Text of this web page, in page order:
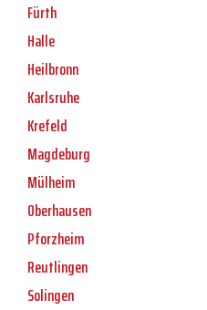
Fürth
Halle
Heilbronn
Karlsruhe
Krefeld
Magdeburg
Mülheim
Oberhausen
Pforzheim
Reutlingen
Solingen